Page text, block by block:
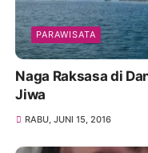
PARAWISATA
Naga Raksasa di
Jiwa
RABU, JUNI 15, 2016